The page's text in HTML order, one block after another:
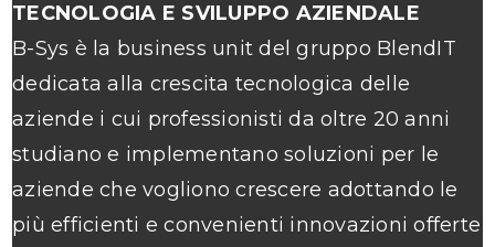
TECNOLOGIA E SVILUPPO AZIENDALE
B-Sys è la business unit del gruppo BlendIT
dedicata alla crescita tecnologica delle
aziende i cui professionisti da oltre 20 anni
studiano e implementano soluzioni per le
aziende che vogliono crescere adottando le
più efficienti e convenienti innovazioni offerte